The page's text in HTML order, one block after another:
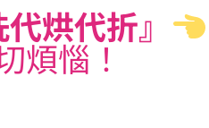
烘代折』
煩惱！